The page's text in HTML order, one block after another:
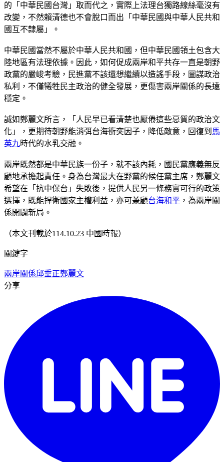
的「中華民國台灣」取而代之，實際上法理台獨路線絲毫沒有
改變，不然賴清德也不會脫口而出「中華民國與中華人民共和
國互不隸屬」。
中華民國當然不屬於中華人民共和國，但中華民國領土包含大
陸地區有法理依據。因此，如何促成兩岸和平共存一直是朝野
政黨的嚴峻考驗，民進黨不該還想繼續以造謠手段，圖謀政治
私利，不僅犧牲民主政治的健全發展，更傷害兩岸關係的長遠
穩定。
誠如鄭麗文所言，「人民早已看清楚也厭倦這些惡質的政治文
化」，更期待朝野能消弭台海衝突因子，降低敵意，回復到 馬
英九時代的水乳交融。
兩岸既然都是中華民族一份子，就不該內耗，國民黨應義無反
顧地承擔起責任。身為台灣最大在野黨的候任黨主席，鄭麗文
希望在「抗中保台」失敗後，提供人民另一條務實可行的政策
選擇，既能捍衛國家主權利益，亦可兼顧台海和平 ，為兩岸關
係開闢新局。
（本文刊載於114.10.23 中國時報）
關鍵字
兩岸關係 邱垂正鄭麗文
分享